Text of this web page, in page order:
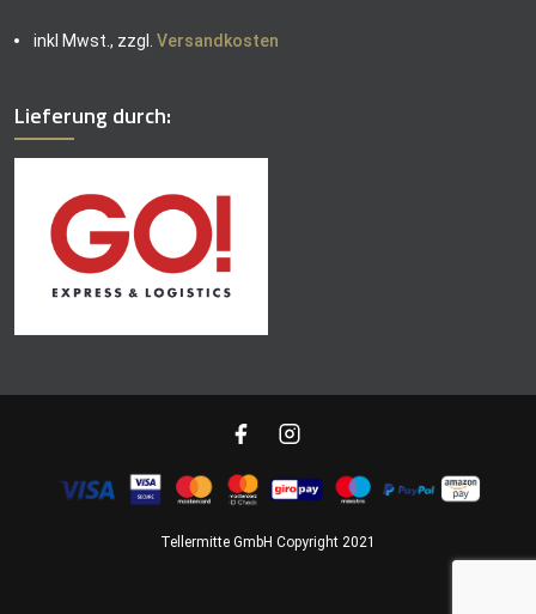
inkl Mwst., zzgl. Versandkosten
Lieferung durch:
Tellermitte GmbH Copyright 2021